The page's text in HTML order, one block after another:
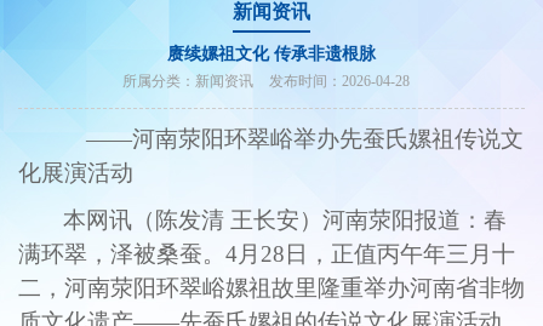
新闻资讯
赓续嫘祖文化 传承非遗根脉
所属分类： 新闻资讯 发布时间： 2026-04-28
——河南荥阳环翠峪举办先蚕氏嫘祖传说文
化展演活动
本网讯（陈发清 王长安）河南荥阳报道 ： 春
满环翠，泽被桑蚕。 4月28日，正值丙午年三月十
二，河南荥阳环翠峪嫘祖故里隆重举办河南省非物